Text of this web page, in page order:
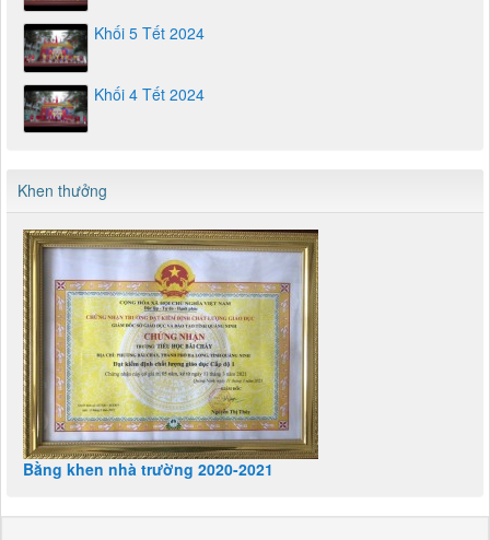
Khối 5 Tết 2024
Khối 4 Tết 2024
Khen thưởng
Bằng khen nhà trường 2020-2021